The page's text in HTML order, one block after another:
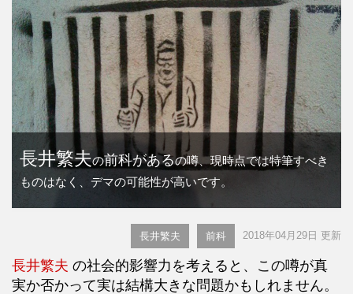
長井繁夫の前科があるの噂、現時点では特筆すべき
ものはなく、デマの可能性が高いです。
長井繁夫 前科 2018年04月29日 更新
長井繁夫 の社会的影響力を考えると、この噂が真
実か否かって実は結構大きな問題かもしれません。